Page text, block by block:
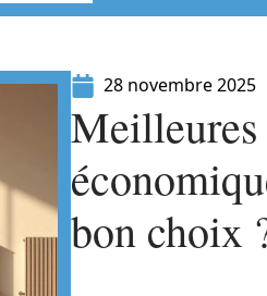
28 novembre 2025
Meilleures
bon choix